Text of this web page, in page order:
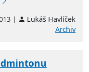
|
Lukáš Havlíček
Archiv